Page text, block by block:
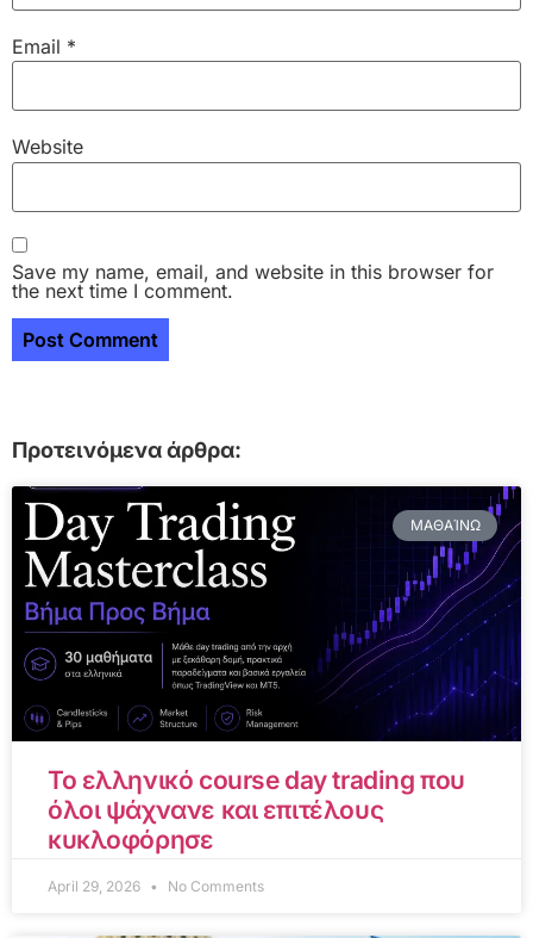
Email *
Website
Save my name, email, and website in this browser for
the next time I comment.
Προτεινόμενα άρθρα:
ΜΑΘΑΊΝΩ
Το ελληνικό course day trading που
όλοι ψάχνανε και επιτέλους
κυκλοφόρησε
April 29, 2026 No Comments